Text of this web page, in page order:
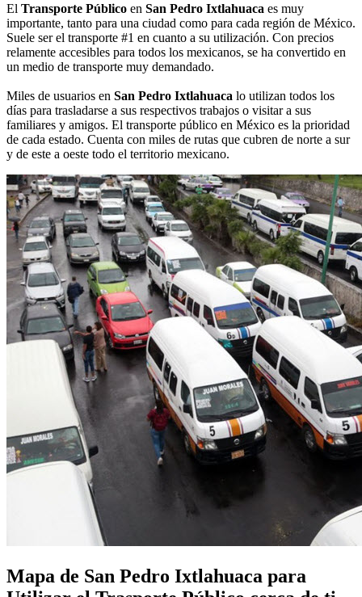
El Transporte Público en San Pedro Ixtlahuaca es muy
importante, tanto para una ciudad como para cada región de México.
Suele ser el transporte #1 en cuanto a su utilización. Con precios
relamente accesibles para todos los mexicanos, se ha convertido en
un medio de transporte muy demandado.
Miles de usuarios en San Pedro Ixtlahuaca lo utilizan todos los
días para trasladarse a sus respectivos trabajos o visitar a sus
familiares y amigos. El transporte público en México es la prioridad
de cada estado. Cuenta con miles de rutas que cubren de norte a sur
y de este a oeste todo el territorio mexicano.
Mapa de San Pedro Ixtlahuaca para